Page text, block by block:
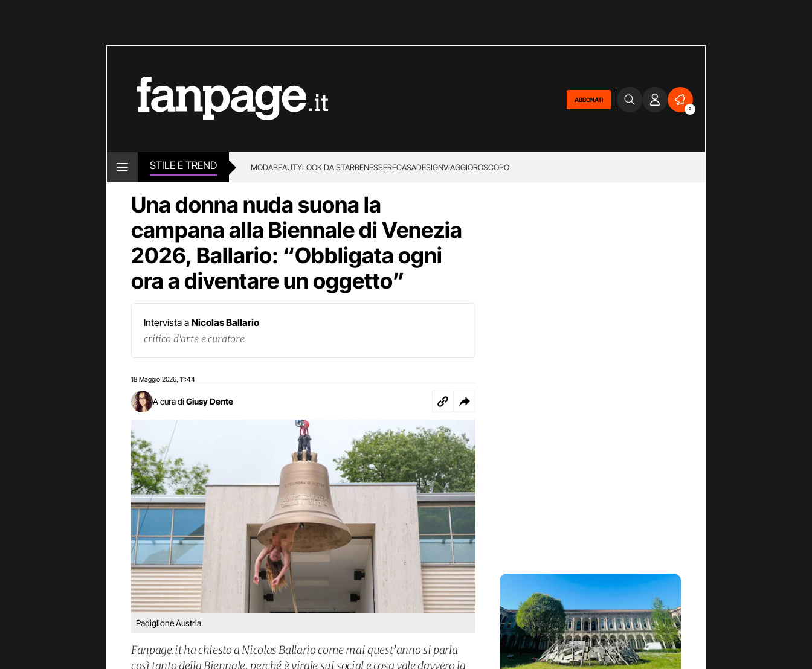
ABBONATI
2
STILE E TREND MODABEAUTYLOOK DA STARBENESSERECASADESIGNVIAGGIOROSCOPO
Una donna nuda suona la
campana alla Biennale di Venezia
2026, Ballario: “Obbligata ogni
ora a diventare un oggetto”
Intervista a Nicolas Ballario
critico d'arte e curatore
18 Maggio 2026 11:44
A cura di Giusy Dente
Padiglione Austria
Fanpage.it ha chiesto a Nicolas Ballario come mai quest’anno si parla
così tanto della Biennale, perché è virale sui social e cosa vale davvero la